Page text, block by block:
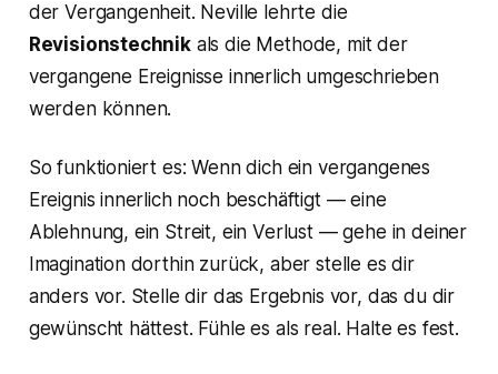
der Vergangenheit. Neville lehrte die
Revisionstechnikals die Methode, mit der
vergangene Ereignisse innerlich umgeschrieben
werden können.
So funktioniert es: Wenn dich ein vergangenes
Ereignis innerlich noch beschäftigt — eine
Ablehnung, ein Streit, ein Verlust — gehe in deiner
Imagination dorthin zurück, aber stelle es dir
anders vor. Stelle dir das Ergebnis vor, das du dir
gewünscht hättest. Fühle es als real. Halte es fest.